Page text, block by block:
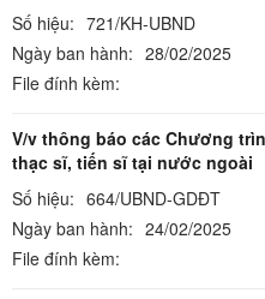
Số hiệu: 721/KH-UBND
Ngày ban hành: 28/02/2025
File đính kèm:
V/v thông báo các Chương
thạc sĩ, tiến sĩ tại nước ngoài
Số hiệu: 664/UBND-GDĐT
Ngày ban hành: 24/02/2025
File đính kèm: